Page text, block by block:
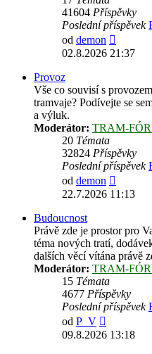
41604 Příspěvky
Poslední příspěvek
od demon
poslední
02.8.2026 21:37
Provoz
Vše co souvisí s
tramvaje? Podívejte se
a výluk.
Moderátor: TRAM-
20 Témata
32824 Příspěvky
Poslední příspěvek
od demon
poslední
22.7.2026 11:13
Budoucnost
Právě zde je prostor pro
téma nových tratí,
dalších věcí vítána právě
Moderátor: TRAM-
15 Témata
4677 Příspěvky
Poslední příspěvek
od P_V
poslední
09.8.2026 13:18